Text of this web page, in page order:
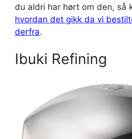
du aldri har hørt om den, så
hvordan det gikk da vi
derfra.
Ibuki Refining